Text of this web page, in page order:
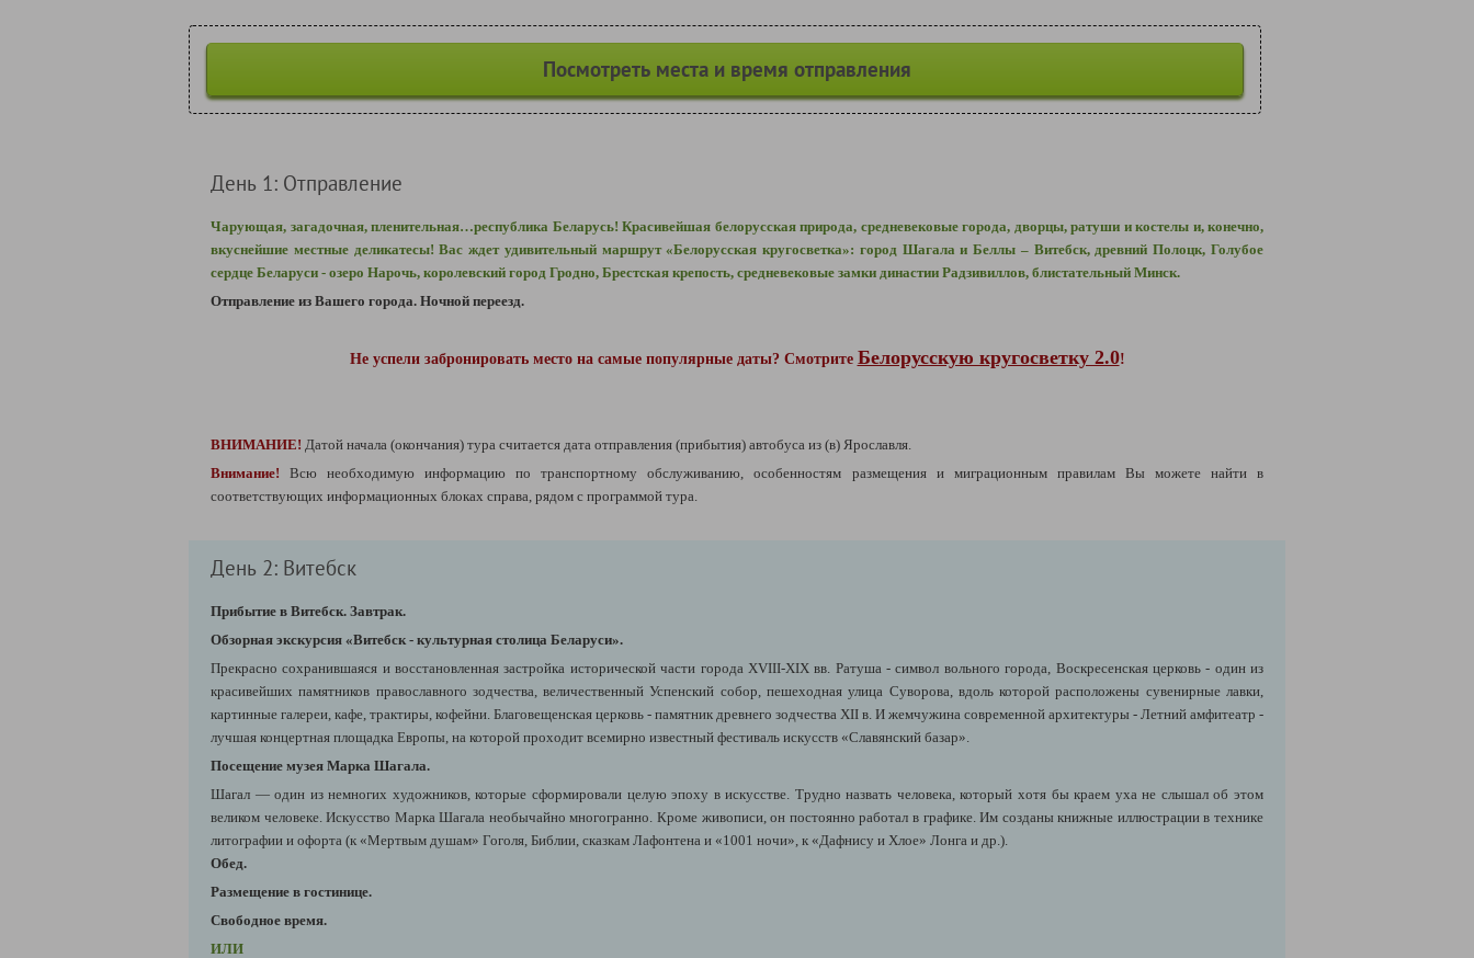
Посмотреть места и время отправления
День 1: Отправление
Чарующая, загадочная, пленительная…республика Беларусь! Красивейшая белорусская природа, средневековые города, дворцы, ратуши и костелы и, конечно,
вкуснейшие местные деликатесы! Вас ждет удивительный маршрут «Белорусская кругосветка»: город Шагала и Беллы – Витебск, древний Полоцк, Голубое
сердце Беларуси - озеро Нарочь, королевский город Гродно, Брестская крепость, средневековые замки династии Радзивиллов, блистательный Минск.
Отправление из Вашего города. Ночной переезд.
Не успели забронировать место на самые популярные даты? Смотрите Белорусскую кругосветку 2.0!
ВНИМАНИЕ! Датой начала (окончания) тура считается дата отправления (прибытия) автобуса из (в) Ярославля.
Внимание!
Всю необходимую информацию по транспортному обслуживанию, особенностям размещения и миграционным правилам Вы можете найти в
соответствующих информационных блоках справа, рядом с программой тура.
День 2: Витебск
Прибытие в Витебск. Завтрак.
Обзорная экскурсия «Витебск - культурная столица Беларуси».
Прекрасно сохранившаяся и восстановленная застройка исторической части города XVIII-XIX вв. Ратуша - символ вольного города, Воскресенская церковь - один из
красивейших памятников православного зодчества, величественный Успенский собор, пешеходная улица Суворова, вдоль которой расположены сувенирные лавки,
картинные галереи, кафе, трактиры, кофейни. Благовещенская церковь - памятник древнего зодчества XII в. И жемчужина современной архитектуры - Летний амфитеатр -
лучшая концертная площадка Европы, на которой проходит всемирно известный фестиваль искусств «Славянский базар».
Посещение музея Марка Шагала.
Шагал — один из немногих художников, которые сформировали целую эпоху в искусстве. Трудно назвать человека, который хотя бы краем уха не слышал об этом
великом человеке. Искусство Марка Шагала необычайно многогранно. Кроме живописи, он постоянно работал в графике. Им созданы книжные иллюстрации в технике
литографии и офорта (к «Мертвым душам» Гоголя, Библии, сказкам Лафонтена и «1001 ночи», к «Дафнису и Хлое» Лонга и др.).
Обед.
Размещение в гостинице.
Свободное время.
ИЛИ